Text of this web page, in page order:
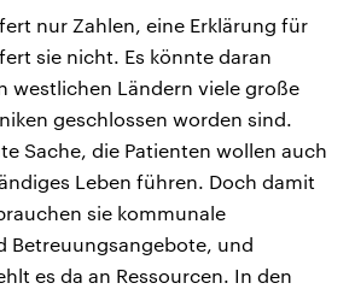
nur Zahlen, eine Erklärung für
sie nicht. Es könnte daran
westlichen Ländern viele große
geschlossen worden sind.
Sache, die Patienten wollen auch
Leben führen. Doch damit
sie kommunale
Betreuungsangebote, und
es da an Ressourcen. In den